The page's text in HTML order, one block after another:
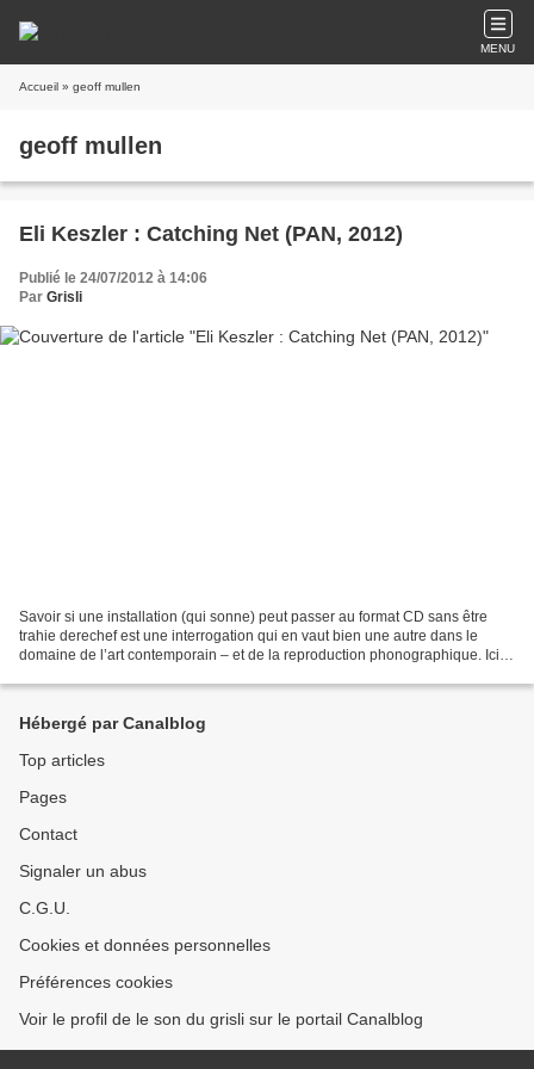
MENU
Accueil » geoff mullen
geoff mullen
Eli Keszler : Catching Net (PAN, 2012)
Publié le 24/07/2012 à 14:06
Par Grisli
Savoir si une installation (qui sonne) peut passer au format CD sans être
trahie derechef est une interrogation qui en vaut bien une autre dans le
domaine de l’art contemporain – et de la reproduction phonographique. Ici,
Hébergé par Canalblog
Top articles
Pages
Contact
Signaler un abus
C.G.U.
Cookies et données personnelles
Préférences cookies
Voir le profil de le son du grisli sur le portail Canalblog